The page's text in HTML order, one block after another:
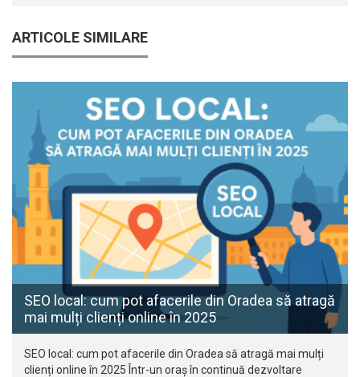
ARTICOLE SIMILARE
SEO local: cum pot afacerile din Oradea să atragă
mai mulți clienți online în 2025
SEO local: cum pot afacerile din Oradea să atragă mai mulți
clienți online în 2025 Într-un oraș în continuă dezvoltare